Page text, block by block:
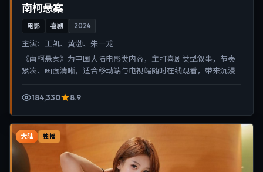
南柯悬案
电影 喜剧 2024
主演： 王凯、黄渤、朱一龙
《南柯悬案》为中国大陆电影类内容，主打喜剧类型叙事，节奏
紧凑、画面清晰，适合移动端与电视端随时在线观看，带来沉浸
184,330
8.9
大陆 独播